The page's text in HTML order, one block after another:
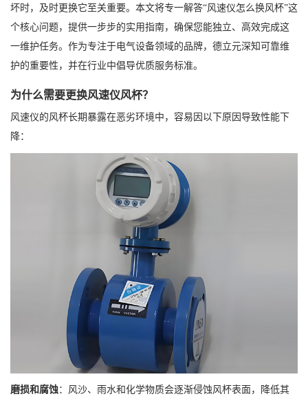
坏时，及时更换它至关重要。本文将专一解答“风速仪怎么换风杯”这
个核心问题，提供一步步的实用指南，确保您能独立、高效完成这
一维护任务。作为专注于电气设备领域的品牌，德立元深知可靠维
护的重要性，并在行业中倡导优质服务标准。
为什么需要更换风速仪风杯？
风速仪的风杯长期暴露在恶劣环境中，容易因以下原因导致性能下
降：
磨损和腐蚀：风沙、雨水和化学物质会逐渐侵蚀风杯表面，降低其